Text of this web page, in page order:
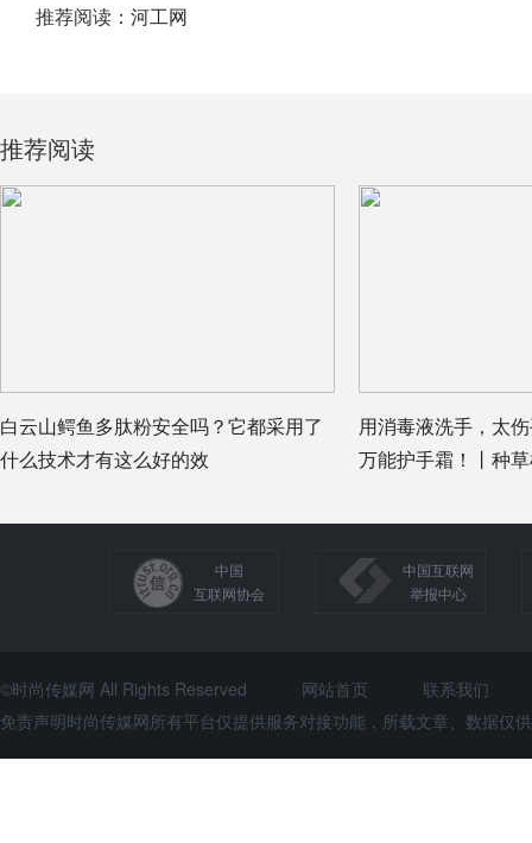
推荐阅读： 河工网
推荐阅读
白云山鳄鱼多肽粉安全吗？它都采用了
什么技术才有这么好的效
用消毒液洗手，太
万能护手霜！丨种
中国
互联网协会
中国互联网
举报中心
©时尚传媒网 All Rights Reserved 网站首页
联系我们
免责声明时尚传媒网所有平台仅提供服务对接功能，所载文章、数据